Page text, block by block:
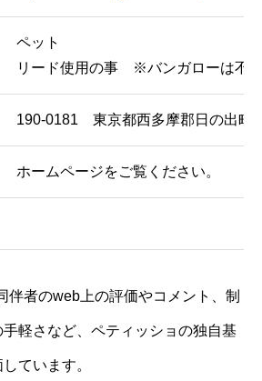
ペット
リード使用の事 ※バンガローは不
190-0181 東京都西多摩郡日の出町
ホームページをご覧ください。
伴者のweb上の評価やコメント、制
軽さなど、ペティッショの独自基
ています。